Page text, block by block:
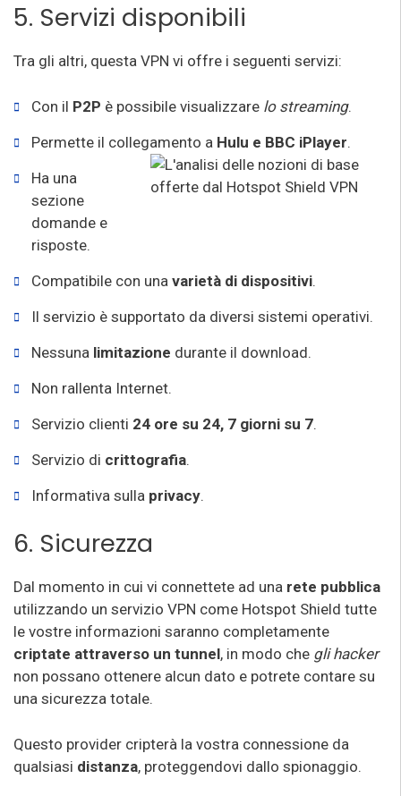
5. Servizi disponibili
Tra gli altri, questa VPN vi offre i seguenti servizi:
Con il P2P è possibile visualizzare lo streaming.
Permette il collegamento a Hulu e BBC iPlayer.
Ha una
sezione
domande e
risposte.
Compatibile con una varietà di dispositivi.
Il servizio è supportato da diversi sistemi operativi.
Nessuna limitazione durante il download.
Non rallenta Internet.
Servizio clienti 24 ore su 24, 7 giorni su 7.
Servizio di crittografia.
Informativa sulla privacy.
6. Sicurezza
Dal momento in cui vi connettete ad una rete pubblica
utilizzando un servizio VPN come Hotspot Shield tutte
le vostre informazioni saranno completamente
criptate attraverso un tunnel, in modo che gli hacker
non possano ottenere alcun dato e potrete contare su
una sicurezza totale.
Questo provider cripterà la vostra connessione da
qualsiasi distanza, proteggendovi dallo spionaggio.